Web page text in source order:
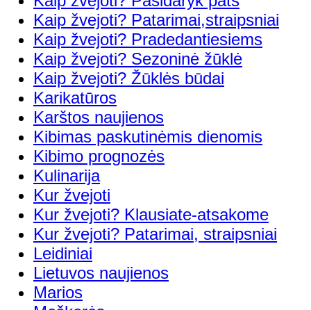
Kaip žvejoti? Patarimai,straipsniai
Kaip žvejoti? Pradedantiesiems
Kaip žvejoti? Sezoninė žūklė
Kaip žvejoti? Žūklės būdai
Karikatūros
Karštos naujienos
Kibimas paskutinėmis dienomis
Kibimo prognozės
Kulinarija
Kur žvejoti
Kur žvejoti? Klausiate-atsakome
Kur žvejoti? Patarimai, straipsniai
Leidiniai
Lietuvos naujienos
Marios